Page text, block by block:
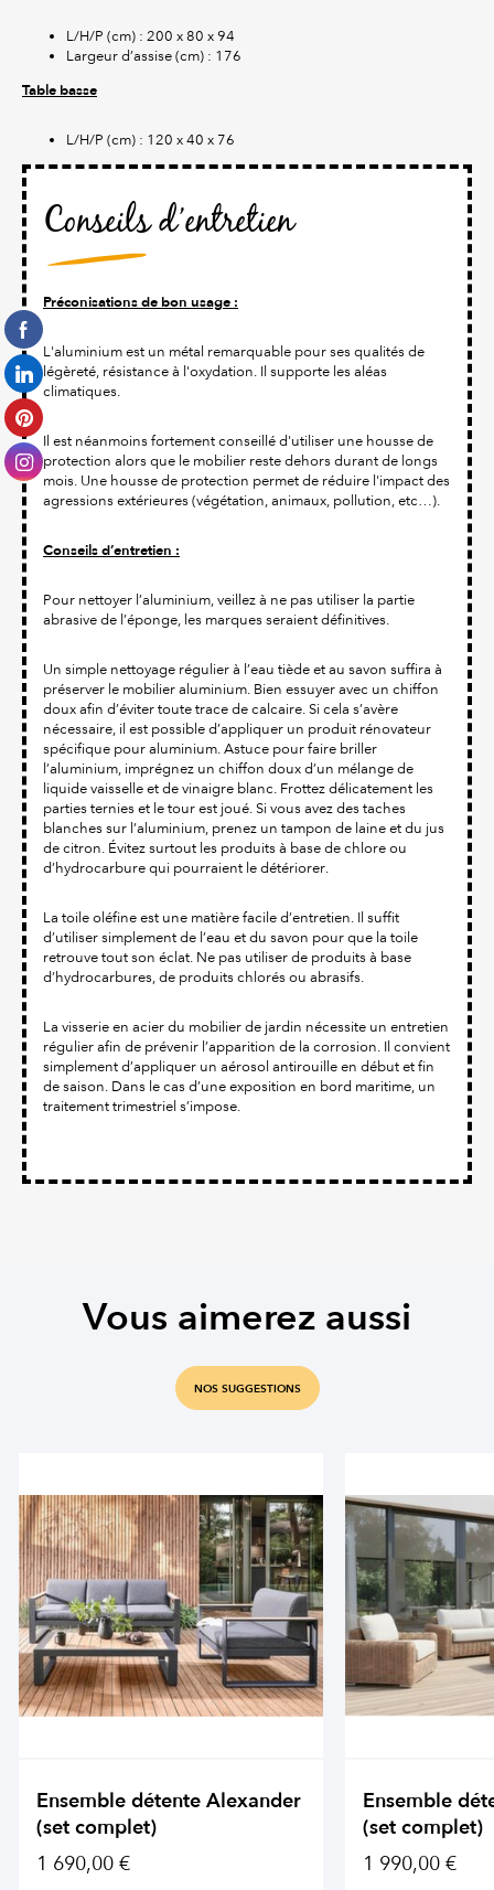
L/H/P (cm) : 200 x 80 x 94
Largeur d’assise (cm) : 176
Table basse
L/H/P (cm) : 120 x 40 x 76
Conseils d’entretien
Préconisations de bon usage :
L'aluminium est un métal remarquable pour ses qualités de
légèreté, résistance à l'oxydation. Il supporte les aléas
climatiques.
Il est néanmoins fortement conseillé d'utiliser une housse de
protection alors que le mobilier reste dehors durant de longs
mois. Une housse de protection permet de réduire l'impact des
agressions extérieures (végétation, animaux, pollution, etc…).
Conseils d’entretien :
Pour nettoyer l’aluminium, veillez à ne pas utiliser la partie
abrasive de l’éponge, les marques seraient définitives.
Un simple nettoyage régulier à l’eau tiède et au savon suffira à
préserver le mobilier aluminium. Bien essuyer avec un chiffon
doux afin d’éviter toute trace de calcaire. Si cela s’avère
nécessaire, il est possible d’appliquer un produit rénovateur
spécifique pour aluminium. Astuce pour faire briller
l’aluminium, imprégnez un chiffon doux d’un mélange de
liquide vaisselle et de vinaigre blanc. Frottez délicatement les
parties ternies et le tour est joué. Si vous avez des taches
blanches sur l’aluminium, prenez un tampon de laine et du jus
de citron. Évitez surtout les produits à base de chlore ou
d’hydrocarbure qui pourraient le détériorer.
La toile oléfine est une matière facile d’entretien. Il suffit
d’utiliser simplement de l’eau et du savon pour que la toile
retrouve tout son éclat. Ne pas utiliser de produits à base
d’hydrocarbures, de produits chlorés ou abrasifs.
La visserie en acier du mobilier de jardin nécessite un entretien
régulier afin de prévenir l’apparition de la corrosion. Il convient
simplement d’appliquer un aérosol antirouille en début et fin
de saison. Dans le cas d’une exposition en bord maritime, un
traitement trimestriel s’impose.
Vous aimerez aussi
NOS SUGGESTIONS
Ensemble détente Alexander
(set complet)
1 690,00 €
Ensemble
(set complet)
1 990,00 €